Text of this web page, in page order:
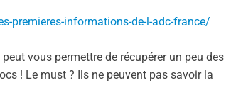
premieres-informations-de-l-adc-france/
vous permettre de récupérer un peu des
! Le must ? Ils ne peuvent pas savoir la